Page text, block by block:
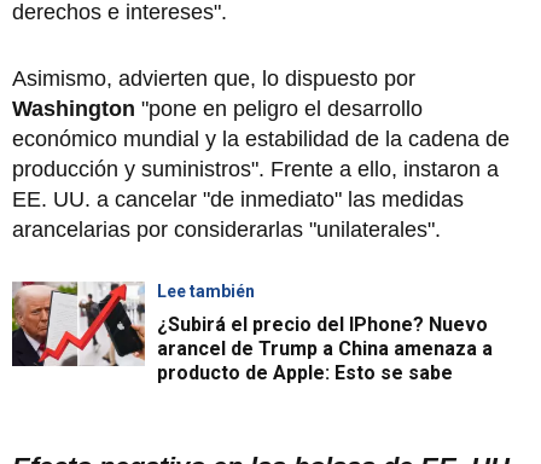
derechos e intereses".
Asimismo, advierten que, lo dispuesto por
Washington "pone en peligro el desarrollo
económico mundial y la estabilidad de la cadena de
producción y suministros". Frente a ello, instaron a
EE. UU. a cancelar "de inmediato" las medidas
arancelarias por considerarlas "unilaterales".
Lee también
¿Subirá el precio del IPhone? Nuevo
arancel de Trump a China amenaza a
producto de Apple: Esto se sabe